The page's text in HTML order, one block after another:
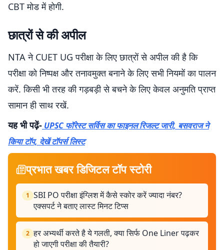
CBT मोड में होगी.
छात्रों से की अपील
NTA ने CUET UG परीक्षा के लिए छात्रों से अपील की है कि
परीक्षा को निष्पक्ष और तनावमुक्त बनाने के लिए सभी नियमों का पालन
करें. किसी भी तरह की गड़बड़ी से बचने के लिए केवल अनुमति प्राप्त
सामान ही साथ रखें.
यह भी पढ़ें- UPSC फॉरेस्ट सर्विस का फाइनल रिजल्ट जारी, बसवराज ने
किया टॉप, देखें टॉपर्स लिस्ट
प्रभात खबर डिजिटल टॉप स्टोरी
1 SBI PO परीक्षा इंग्लिश में कैसे स्कोर करें ज्यादा नंबर?
एक्सपर्ट ने बताए लास्ट मिनट टिप्स
2 हर अभ्यर्थी करते है ये गलती, क्या सिर्फ One Liner पढ़कर
हो जाएगी परीक्षा की तैयारी?